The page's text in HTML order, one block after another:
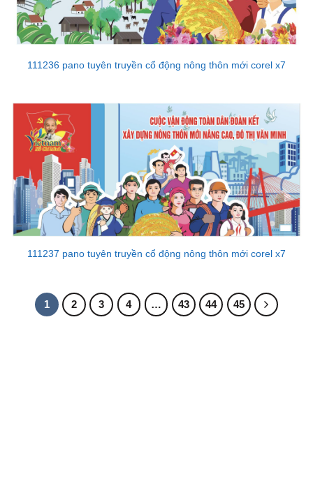
111236 pano tuyên truyền cổ động nông thôn mới corel x7
111237 pano tuyên truyền cổ động nông thôn mới corel x7
1 2 3 4 … 43 44 45